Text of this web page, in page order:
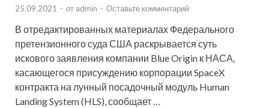
25.09.2021 - от admin - Оставьте комментарий
В отредактированных материалах Федерального
претензионного суда США раскрывается суть
искового заявления компании Blue Origin к НАСА,
касающегося присуждению корпорации SpaceX
контракта на лунный посадочный модуль Human
Landing System (HLS), сообщает …